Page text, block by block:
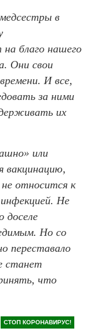
в
благо нашего
Они свои
И все,
за ними
их
или
вакцинацию,
относится к
Не
доселе
Но со
переставало
станет
что
СТОП КОРОНАВИРУС!